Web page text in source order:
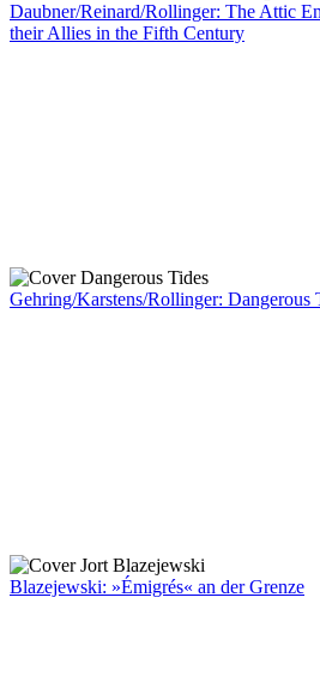
Daubner/Reinard/Rollinger: The Attic
their Allies in the Fifth Century
Gehring/Karstens/Rollinger: Dangerous
Blazejewski: »Émigrés« an der Grenze